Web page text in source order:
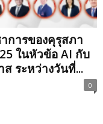
การของคุรุสภา
ในหัวข้อ AI กับ
ระหว่างวันที่...
0